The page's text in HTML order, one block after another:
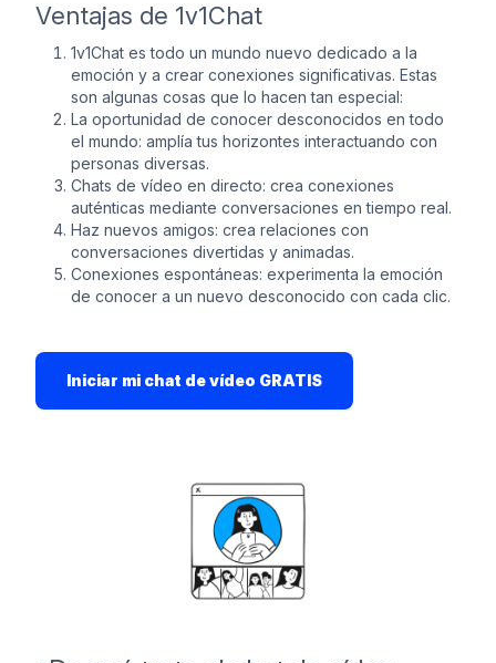
Ventajas de 1v1Chat
1v1Chat es todo un mundo nuevo dedicado a la
emoción y a crear conexiones significativas. Estas
son algunas cosas que lo hacen tan especial:
La oportunidad de conocer desconocidos en todo
el mundo: amplía tus horizontes interactuando con
personas diversas.
Chats de vídeo en directo: crea conexiones
auténticas mediante conversaciones en tiempo real.
Haz nuevos amigos: crea relaciones con
conversaciones divertidas y animadas.
Conexiones espontáneas: experimenta la emoción
de conocer a un nuevo desconocido con cada clic.
Iniciar mi chat de vídeo GRATIS